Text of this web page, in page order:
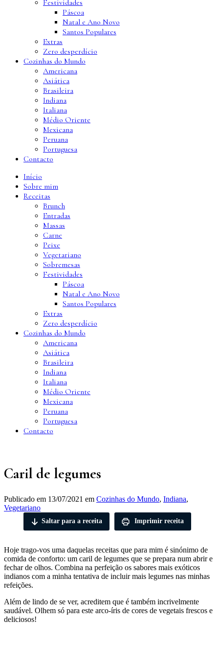
Festividades
Páscoa
Natal e Ano Novo
Santos Populares
Extras
Zero desperdício
Cozinhas do Mundo
Americana
Asiática
Brasileira
Indiana
Italiana
Médio Oriente
Mexicana
Peruana
Portuguesa
Contacto
Início
Sobre mim
Receitas
Brunch
Entradas
Massas
Carne
Peixe
Vegetariano
Sobremesas
Festividades
Páscoa
Natal e Ano Novo
Santos Populares
Extras
Zero desperdício
Cozinhas do Mundo
Americana
Asiática
Brasileira
Indiana
Italiana
Médio Oriente
Mexicana
Peruana
Portuguesa
Contacto
Caril de legumes
Publicado em 13/07/2021 em Cozinhas do Mundo, Indiana,
Vegetariano
Saltar para a receita Imprimir receita
Hoje trago-vos uma daquelas receitas que para mim é sinónimo de
comida de conforto: um caril de legumes que se prepara num abrir e
fechar de olhos. Combina na perfeição os sabores mais exóticos
indianos com a minha tentativa de incluir mais legumes nas minhas
refeições.
Além de lindo de se ver, acreditem que é também incrivelmente
saudável. Olhem só para este arco-íris de cores de vegetais frescos e
deliciosos!